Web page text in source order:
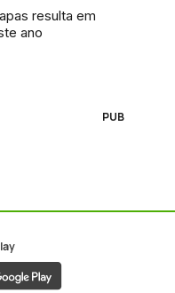
resulta em
ano
PUB